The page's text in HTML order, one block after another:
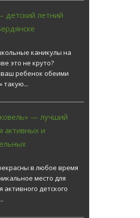
детский летний
каникулы на
это не круто?
ребенок обеими
такую...
— лучший
активных и
в любое время
место для
активного детского